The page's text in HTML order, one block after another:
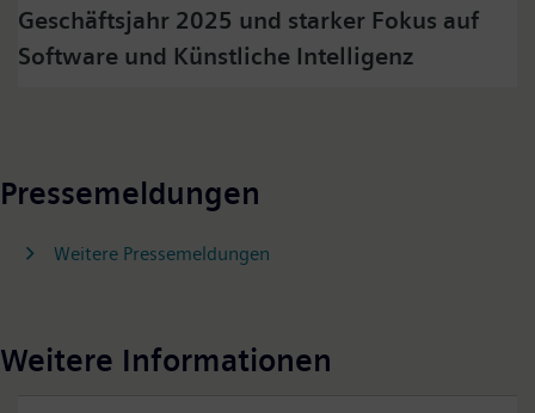
Geschäftsjahr 2025 und starker Fokus auf
Software und Künstliche Intelligenz
Pressemeldungen
Weitere Pressemeldungen
Weitere Informationen